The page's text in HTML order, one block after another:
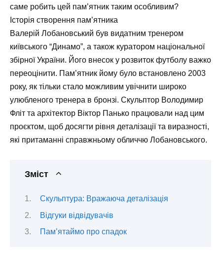
саме робить цей пам’ятник таким особливим?
Історія створення пам’ятника
Валерій Лобановський був видатним тренером
київського “Динамо”, а також куратором національної
збірної України. Його внесок у розвиток футболу важко
переоцінити. Пам’ятник йому було встановлено 2003
року, як тільки стало можливим увічнити широко
улюбленого тренера в бронзі. Скульптор Володимир
Фліт та архітектор Віктор Панько працювали над цим
проєктом, щоб досягти рівня деталізації та виразності,
які притаманні справжньому обличчю Лобановського.
Зміст
Скульптура: Вражаюча деталізація
Відгуки відвідувачів
Пам’ятаймо про спадок